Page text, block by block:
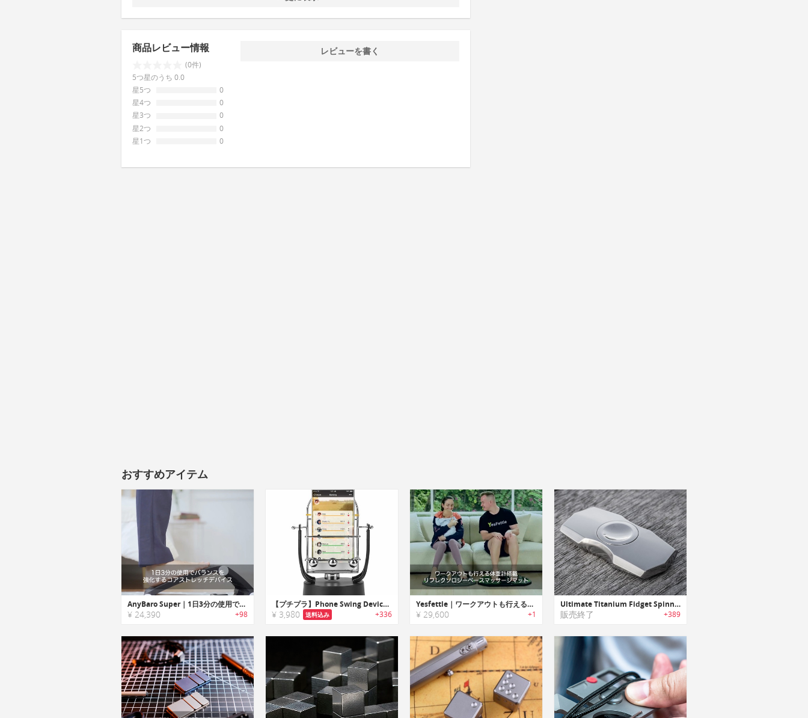
商品レビュー情報
(0件)
5つ星のうち 0.0
星5つ
0
星4つ
0
星3つ
0
星2つ
0
星1つ
0
レビューを書く
おすすめアイテム
AnyBaro Super｜1日3分の使用でバランスを強化するコアストレッチデバイス「エニーバロスーパー」
¥ 24,390 +98
【プチプラ】Phone Swing Device｜歩数を進めるスマホスイングデバイス
¥ 3,980 送料込み +336
Yesfettle｜ワークアウトも行える体重計搭載リフレクソロジーベースマッサージマット「イエスフェトル」
¥ 29,600 +1
Ultimate Titanium Fidget Spinner｜オールチタン製フィジッティングスピナー
販売終了 +389